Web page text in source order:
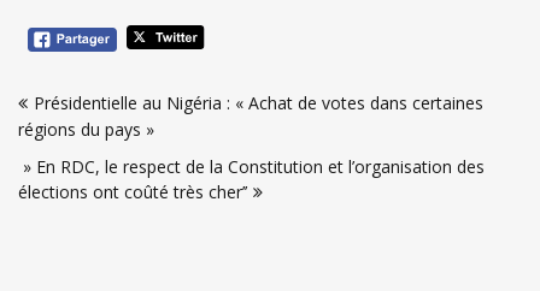
de
l’article
Présidentielle au Nigéria : « Achat de votes dans certaines
régions du pays »
» En RDC, le respect de la Constitution et l’organisation des
élections ont coûté très cher’’